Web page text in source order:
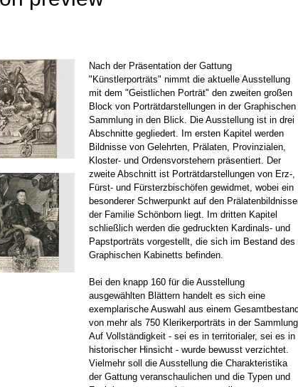
Nach der Präsentation der Gattung
"Künstlerporträts" nimmt die aktuelle Ausstellung
mit dem "Geistlichen Porträt" den zweiten großen
Block von Porträtdarstellungen in der Graphischen
Sammlung in den Blick. Die Ausstellung ist in drei
Abschnitte gegliedert. Im ersten Kapitel werden
Bildnisse von Gelehrten, Prälaten, Provinzialen,
Kloster- und Ordensvorstehern präsentiert. Der
zweite Abschnitt ist Porträtdarstellungen von Erz-,
Fürst- und Fürsterzbischöfen gewidmet, wobei ein
besonderer Schwerpunkt auf den
der Familie Schönborn liegt. Im dritten Kapitel
schließlich werden die gedruckten Kardinals- und
Papstporträts vorgestellt, die sich im Bestand des
Graphischen Kabinetts befinden.
Bei den knapp 160 für die Ausstellung
ausgewählten Blättern handelt es sich eine
exemplarische Auswahl aus einem Gesamtbestand
von mehr als 750 Klerikerporträts in der
Auf Vollständigkeit - sei es in territorialer, sei es in
historischer Hinsicht - wurde bewusst verzichtet.
Vielmehr soll die Ausstellung die Charakteristika
der Gattung veranschaulichen und die Typen und